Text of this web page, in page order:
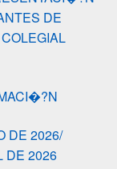
DE
DE 2026/
DE 2026